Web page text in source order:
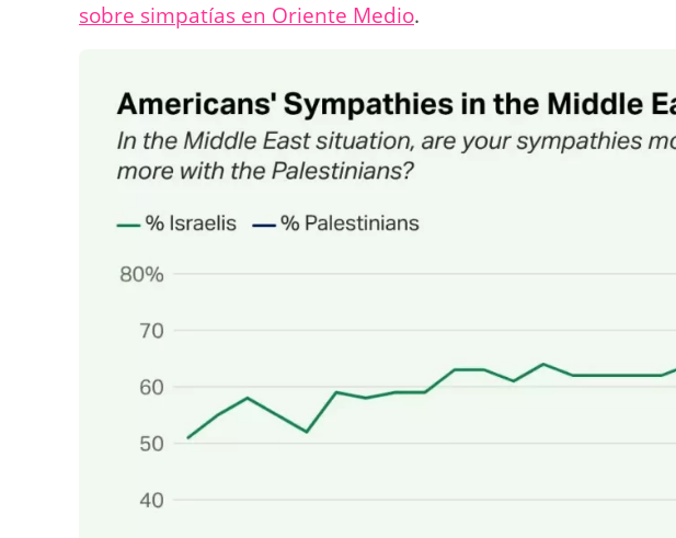
sobre simpatías en Oriente Medio.